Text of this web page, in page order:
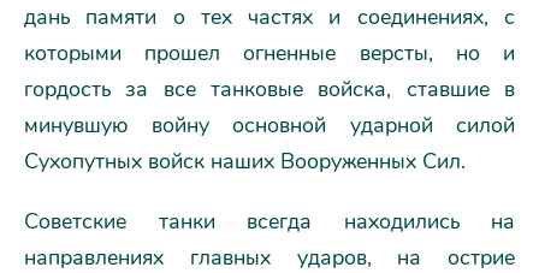
дань памяти о тех частях и соединениях, с
которыми прошел огненные версты, но и
гордость за все танковые войска, ставшие в
минувшую войну основной ударной силой
Сухопутных войск наших Вооруженных Сил.
Советские танки всегда находились на
направлениях главных ударов, на острие